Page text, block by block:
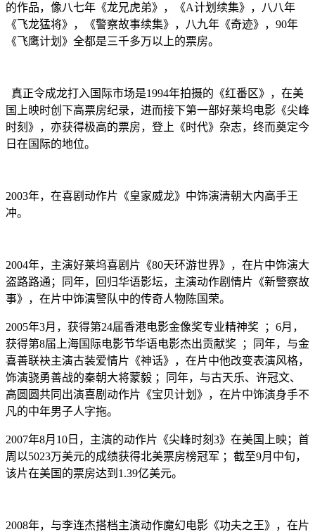
的作品，像八七年《龙兄虎弟》，《A计划续集》，八八年
《飞龙猛将》，《警察故事续集》，八九年《奇迹》，90年
《飞鹰计划》全都是三千多万以上的票房。
真正令成龙打入国际市场是1994年拍摄的《红番区》，在美
国上映时创下高票房纪录，进而接下第一部好莱坞电影《尖峰
时刻》，亦获得极高的票房，登上《时代》杂志，终而奠定今
日在国际的地位。
2003年，在喜剧动作片《皇家威龙》中饰演清朝大内高手王
冲。
2004年，主演好莱坞喜剧片《80天环游世界》，在片中饰演大
盗路路通；同年，回归华语影坛，主演动作剧情片《新警察故
事》，在片中饰演警队中的传奇人物陈国荣。
2005年3月，获得第24届香港电影金像奖专业精神奖 ；6月，
获得第8届上海国际电影节华语电影杰出贡献奖 ；同年，与金
喜善联袂主演古装爱情片《神话》，在片中他改变表演风格，
饰演骁勇善战的秦朝大将蒙毅 ；同年，与古天乐、许冠文、
高圆圆共同出演喜剧动作片《宝贝计划》，在片中饰演身手不
凡的中年男子人字拖。
2007年8月10日，主演的动作片《尖峰时刻3》在美国上映；首
周以5023万美元的成绩获得北美票房榜冠军 ；截至9月中旬，
该片在美国的票房达到1.39亿美元。
2008年，与李连杰搭档主演动作魔幻电影《功夫之王》，在片